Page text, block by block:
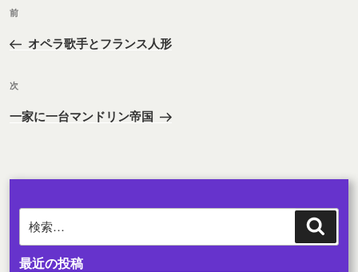
稿
ナ
ゲ
ー
ン
前
稿
前
オペラ歌手とフランス人形
次
次
一家に一台マンドリン帝国
検
最近の投稿